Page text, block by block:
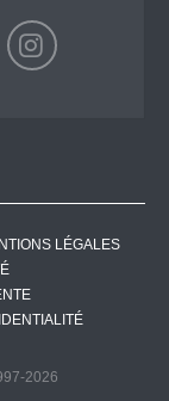
LÉGALES
2026